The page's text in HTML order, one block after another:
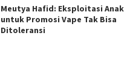
Meutya Hafid: Eksploitasi Anak
untuk Promosi Vape Tak Bisa
Ditoleransi